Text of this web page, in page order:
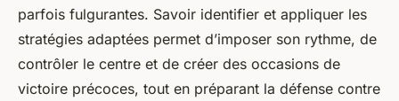
Lola•5 août 2025•9 min de lecture
parfois fulgurantes. Savoir identifier et appliquer les
stratégies adaptées permet d’imposer son rythme, de
contrôler le centre et de créer des occasions de
victoire précoces, tout en préparant la défense contre